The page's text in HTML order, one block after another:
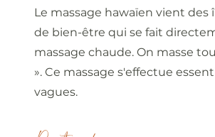
Le massage hawaïen vient
de bien-être qui se fait
massage chaude. On masse
». Ce massage s'effectue
vagues.